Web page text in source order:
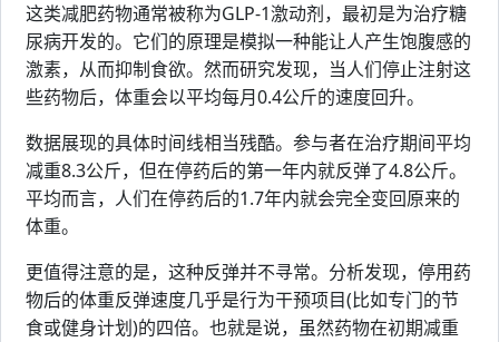
这类减肥药物通常被称为GLP-1激动剂，最初是为治疗糖
尿病开发的。它们的原理是模拟一种能让人产生饱腹感的
激素，从而抑制食欲。然而研究发现，当人们停止注射这
些药物后，体重会以平均每月0.4公斤的速度回升。
数据展现的具体时间线相当残酷。参与者在治疗期间平均
减重8.3公斤，但在停药后的第一年内就反弹了4.8公斤。
平均而言，人们在停药后的1.7年内就会完全变回原来的
体重。
更值得注意的是，这种反弹并不寻常。分析发现，停用药
物后的体重反弹速度几乎是行为干预项目(比如专门的节
食或健身计划)的四倍。也就是说，虽然药物在初期减重